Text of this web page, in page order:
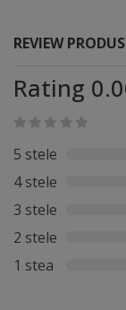
REVIEW PRODUS
Rating
5 stele
4 stele
3 stele
2 stele
1 stea